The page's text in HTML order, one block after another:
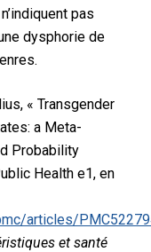
pas
dysphorie de
« Transgender
a Meta-
Probability
Health e1, en
articles/
et santé